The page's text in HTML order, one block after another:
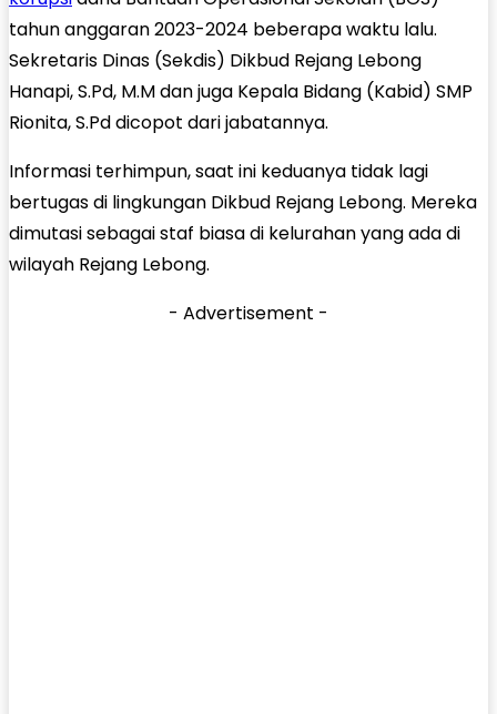
tahun anggaran 2023-2024 beberapa waktu lalu.
Sekretaris Dinas (Sekdis) Dikbud Rejang Lebong
Hanapi, S.Pd, M.M dan juga Kepala Bidang (Kabid) SMP
Rionita, S.Pd dicopot dari jabatannya.
Informasi terhimpun, saat ini keduanya tidak lagi
bertugas di lingkungan Dikbud Rejang Lebong. Mereka
dimutasi sebagai staf biasa di kelurahan yang ada di
wilayah Rejang Lebong.
- Advertisement -